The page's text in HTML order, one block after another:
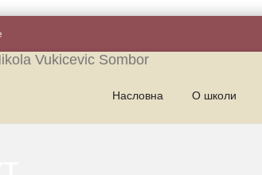
Насловна О школи